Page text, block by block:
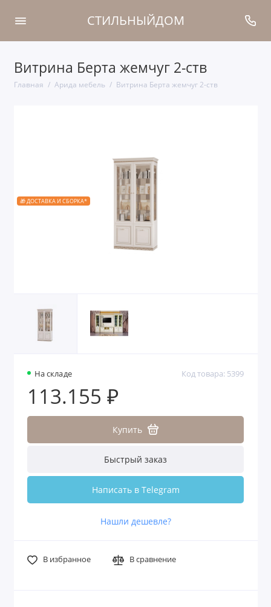
СТИЛЬНЫЙДОМ
Витрина Берта жемчуг 2-ств
Главная Арида мебель Витрина Берта жемчуг 2-ств
🎁 ДОСТАВКА И СБОРКА*
На складе Код товара: 5399
113.155 ₽
Купить
Быстрый заказ
Написать в Telegram
Нашли дешевле?
В избранное В сравнение